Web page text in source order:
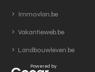
Immovlan.be
Vakantieweb.be
Landbouwleven.be
Powered by